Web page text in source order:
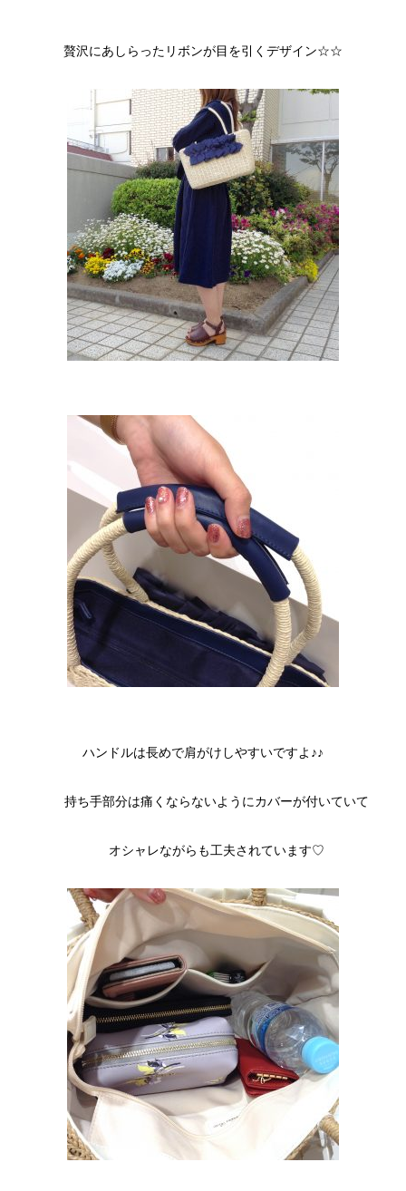
贅沢にあしらったリボンが目を引くデザイン☆☆
ハンドルは長めで肩がけしやすいですよ♪♪
持ち手部分は痛くならないようにカバーが付いていて
オシャレながらも工夫されています♡